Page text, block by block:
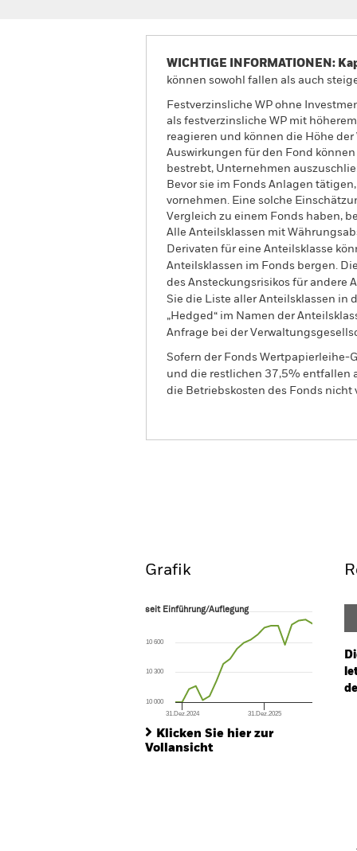
WICHTIGE INFORMATIONEN:
können sowohl fallen als auch
Festverzinsliche WP ohne
als festverzinsliche WP mit
reagieren und können die Höhe
Auswirkungen für den Fond
bestrebt, Unternehmen
Bevor sie im Fonds Anlagen
vornehmen. Eine solche
Vergleich zu einem Fonds haben,
Alle Anteilsklassen mit
Derivaten für eine Anteilsklasse
Anteilsklassen im Fonds bergen.
des Ansteckungsrisikos für andere
Sie die Liste aller Anteilsklassen in
„Hedged“ im Namen der
Anfrage bei der
Sofern der Fonds Wertpapierleihe-
und die restlichen 37,5% entfallen
die Betriebskosten des Fonds
Grafik
seit Einführung/Auflegung
The chart has 1 X axis displaying Time.
The chart has 1 Y axis displaying values.
seit Einführung/Auflegung
31.Dez.2024 31.Dez.2025
10 000
10 300
10 600
Klicken Sie hier zur
Vollansicht